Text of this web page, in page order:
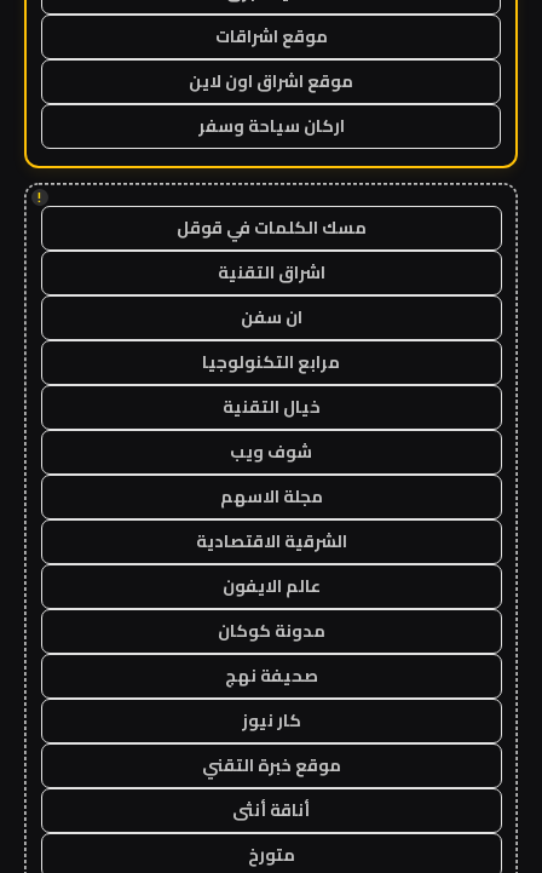
موقع اشراقات
موقع اشراق اون لاين
اركان سياحة وسفر
!
مسك الكلمات في قوقل
اشراق التقنية
ان سفن
مرابع التكنولوجيا
خيال التقنية
شوف ويب
مجلة الاسهم
الشرقية الاقتصادية
عالم الايفون
مدونة كوكان
صحيفة نهج
كار نيوز
موقع خبرة التقني
أناقة أنثى
متورخ